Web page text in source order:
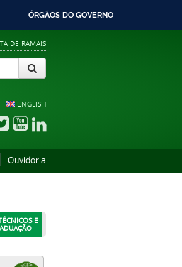
ÓRGÃOS DO GOVERNO
DE RAMAIS
ENGLISH
Ouvidoria
E